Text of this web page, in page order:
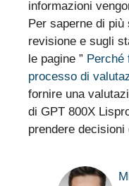
informazioni
Per saperne di
revisione e sugli
le pagine ” Perché
processo di
fornire una
di GPT 800X
prendere